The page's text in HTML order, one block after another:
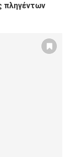
πληγέντων